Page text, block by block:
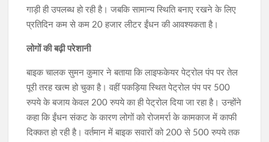
गाड़ी ही उपलब्ध हो रही है। जबकि सामान्य स्थिति बनाए रखने के लिए
प्रतिदिन कम से कम 20 हजार लीटर ईंधन की आवश्यकता है।
लोगों की बढ़ी परेशानी
बाइक चालक सुमन कुमार ने बताया कि लाइफकेयर पेट्रोल पंप पर तेल
पूरी तरह खत्म हो चुका है। वहीं पकड़िया स्थित पेट्रोल पंप पर 500
रुपये के बजाय केवल 200 रुपये का ही पेट्रोल दिया जा रहा है। उन्होंने
कहा कि ईंधन संकट के कारण लोगों को रोजमर्रा के कामकाज में काफी
दिक्कत हो रही है। वर्तमान में बाइक सवारों को 200 से 500 रुपये तक